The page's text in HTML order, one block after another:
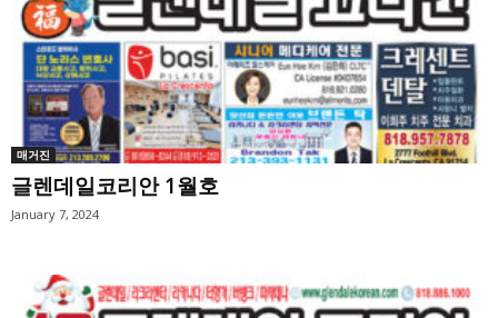
매거진
글렌데일코리안 1월호
January 7, 2024